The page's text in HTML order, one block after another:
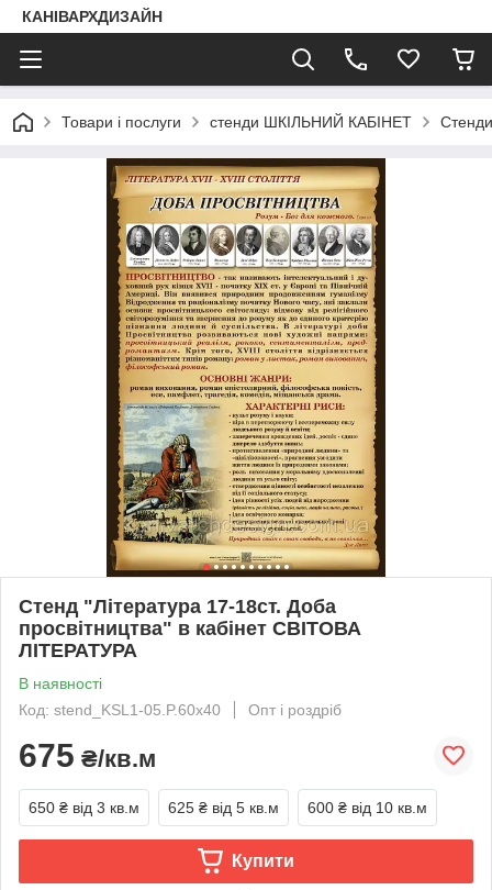
КАНІВАРХДИЗАЙН
Товари і послуги стенди ШКІЛЬНИЙ КАБІНЕТ
Стенд "Література 17-18ст. Доба
просвітництва" в кабінет СВІТОВА
ЛІТЕРАТУРА
В наявності
Код: stend_KSL1-05.P.60x40
Опт і роздріб
675 ₴/кв.м
650 ₴ від 3 кв.м 625 ₴ від 5 кв.м 600 ₴ від 10 кв.м
Купити